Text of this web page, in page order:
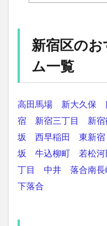
新宿区の
ム一覧
高田馬場 新大久保
宿
新宿三丁目 新
坂
西早稲田 東新宿
坂
牛込柳町 若松河
丁目
中井 落合南長
下落合